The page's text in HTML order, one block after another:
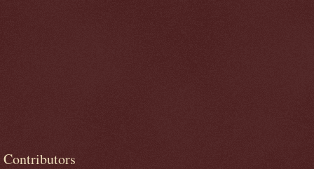
Contributors